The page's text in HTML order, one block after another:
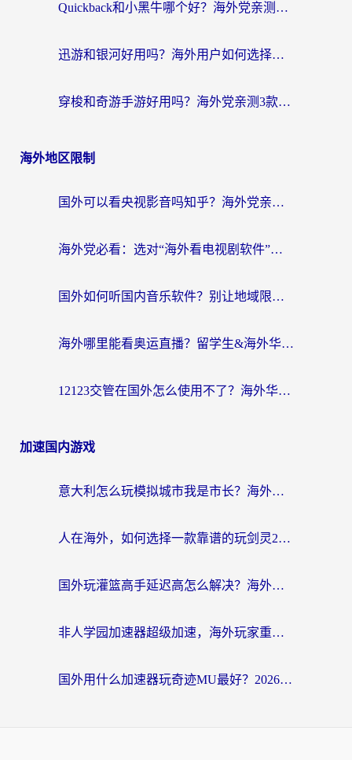
Quickback和小黑牛哪个好？海外党亲测指南，选对回国加速器秒回国内
迅游和银河好用吗？海外用户如何选择回国加速器实现无缝访问国内资源
穿梭和奇游手游好用吗？海外党亲测3款回国加速器，附蜜蜂加速器七天试用攻略
海外地区限制
国外可以看央视影音吗知乎？海外党亲测有效的回国加速方案
海外党必看：选对“海外看电视剧软件”，再也不用愁国内剧刷不了
国外如何听国内音乐软件？别让地域限制，断了你的中文歌单
海外哪里能看奥运直播？留学生&海外华人必看的体育赛事观赛终极指南
12123交管在国外怎么使用不了？海外华人必看的无缝访问国内资源指南
加速国内游戏
意大利怎么玩模拟城市我是市长？海外党国服游戏加速终极攻略（附三国3量子特攻解决办法）
人在海外，如何选择一款靠谱的玩剑灵2加速器？
国外玩灌篮高手延迟高怎么解决？海外玩家国服游戏加速终极指南
非人学园加速器超级加速，海外玩家重返国服的通行证
国外用什么加速器玩奇迹MU最好？2026海外玩家国服游戏加速全攻略